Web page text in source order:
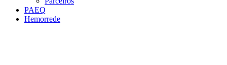
PAEQ
Hemorrede